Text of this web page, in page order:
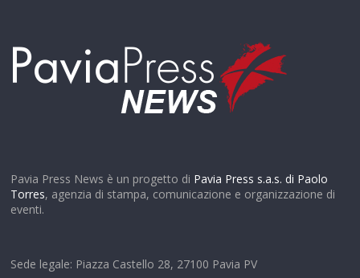
Pavia Press News è un progetto di Pavia Press s.a.s. di Paolo
Torres, agenzia di stampa, comunicazione e organizzazione di
eventi.
Sede legale: Piazza Castello 28, 27100 Pavia PV